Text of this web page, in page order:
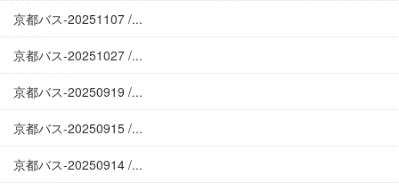
京都バス-20251107 /...
京都バス-20251027 /...
京都バス-20250919 /...
京都バス-20250915 /...
京都バス-20250914 /...